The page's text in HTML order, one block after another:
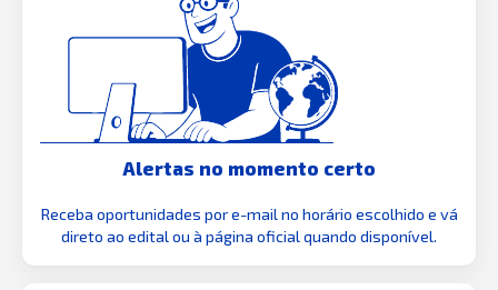
Alertas no momento certo
Receba oportunidades por e-mail no horário escolhido e vá
direto ao edital ou à página oficial quando disponível.